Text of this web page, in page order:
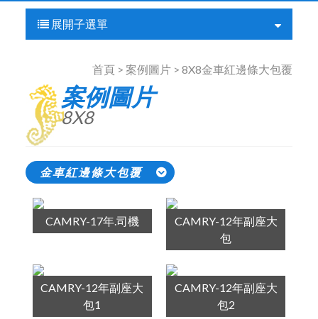
展開子選單
首頁 > 案例圖片 > 8X8金車紅邊條大包覆
案例圖片
8X8
金車紅邊條大包覆
CAMRY-17年.司機
CAMRY-12年副座大
包
CAMRY-12年副座大
包1
CAMRY-12年副座大
包2